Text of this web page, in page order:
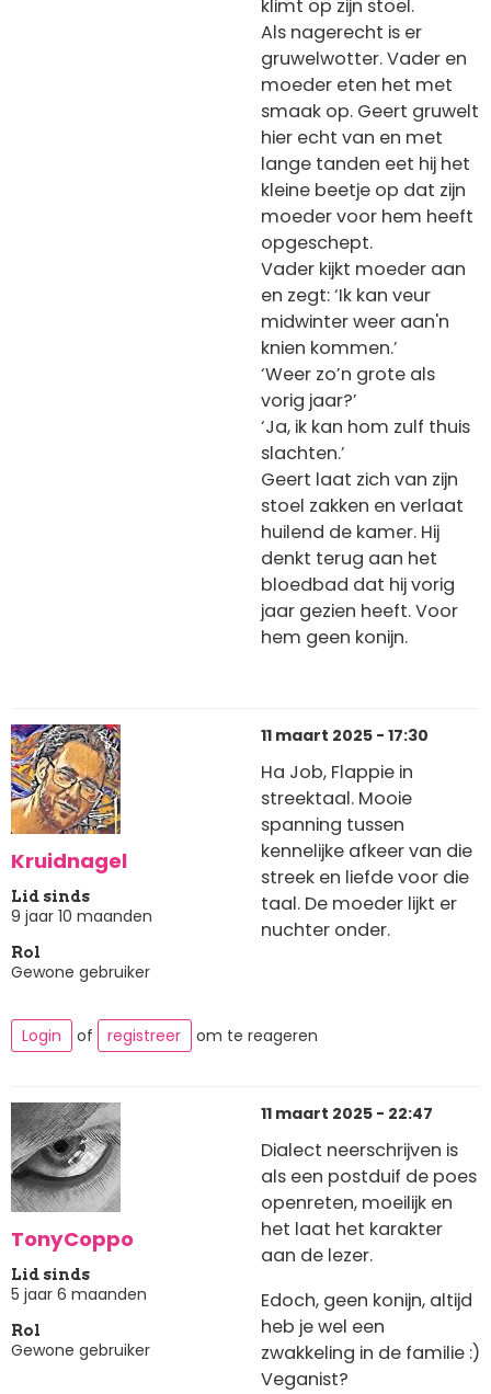
klimt op zijn stoel.
Als nagerecht is er
gruwelwotter. Vader en
moeder eten het met
smaak op. Geert gruwelt
hier echt van en met
lange tanden eet hij het
kleine beetje op dat zijn
moeder voor hem heeft
opgeschept.
Vader kijkt moeder aan
en zegt: ‘Ik kan veur
midwinter weer aan'n
knien kommen.’
‘Weer zo’n grote als
vorig jaar?’
‘Ja, ik kan hom zulf thuis
slachten.’
Geert laat zich van zijn
stoel zakken en verlaat
huilend de kamer. Hij
denkt terug aan het
bloedbad dat hij vorig
jaar gezien heeft. Voor
hem geen konijn.
Kruidnagel
Lid sinds
9 jaar 10 maanden
Rol
Gewone gebruiker
11 maart 2025 - 17:30
Ha Job, Flappie in
streektaal. Mooie
spanning tussen
kennelijke afkeer van die
streek en liefde voor die
taal. De moeder lijkt er
nuchter onder.
Login of registreer om te reageren
TonyCoppo
Lid sinds
5 jaar 6 maanden
Rol
Gewone gebruiker
11 maart 2025 - 22:47
Dialect neerschrijven is
als een postduif de poes
openreten, moeilijk en
het laat het karakter
aan de lezer.
Edoch, geen konijn, altijd
heb je wel een
zwakkeling in de familie :)
Veganist?